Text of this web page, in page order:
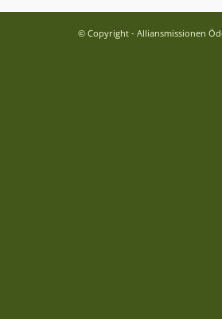
© Copyright - Alliansmissionen